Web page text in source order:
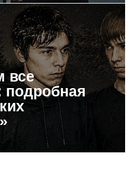
все
подробная